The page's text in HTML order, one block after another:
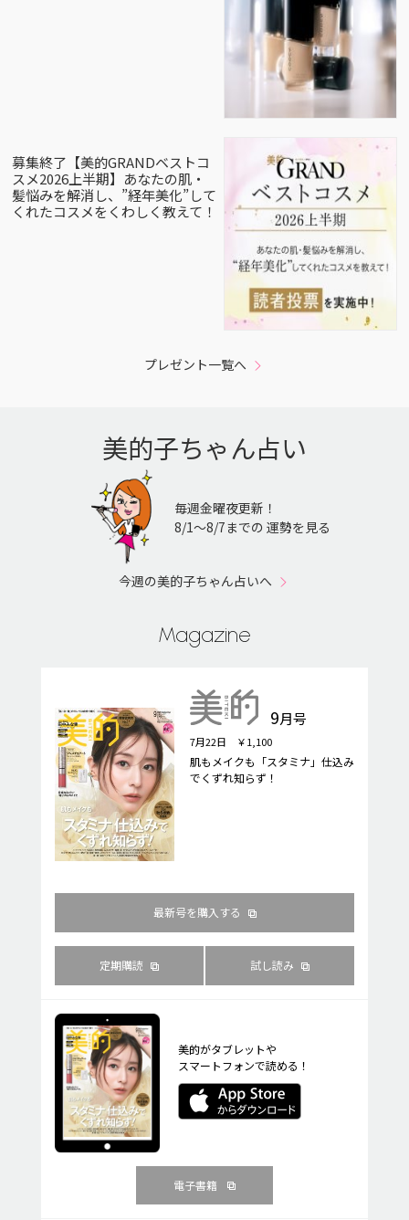
募集終了【美的GRANDベストコ
スメ2026上半期】あなたの肌・
髪悩みを解消し、”経年美化”して
くれたコスメをくわしく教えて！
プレゼント一覧へ
美的子ちゃん占い
毎週金曜夜更新！
8/1〜8/7までの 運勢を見る
今週の美的子ちゃん占いへ
Magazine
9月号
7月22日 ￥1,100
肌もメイクも「スタミナ」仕込み
でくずれ知らず！
最新号を購入する
定期購読 試し読み
美的がタブレットや
スマートフォンで読める！
電子書籍